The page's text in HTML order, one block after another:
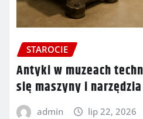
STAROCIE
Antyki w muzeach
się maszyny i narzędzia
admin lip 22, 2026